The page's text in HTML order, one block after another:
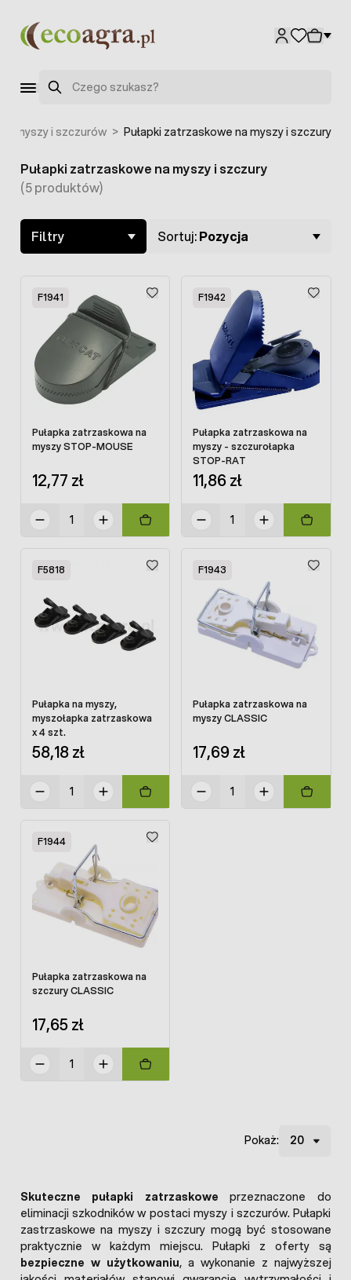
Szukaj
myszy i szczurów > Pułapki zatrzaskowe na myszy i szczury
Skip to product list
Pułapki zatrzaskowe na myszy i szczury
(5 produktów)
Filtry Sortuj:Pozycja
F1941
Pułapka zatrzaskowa na
myszy STOP-MOUSE
12,77 zł
F1942
Pułapka zatrzaskowa na
myszy - szczurołapka
STOP-RAT
11,86 zł
F5818
Pułapka na myszy,
myszołapka zatrzaskowa
x 4 szt.
58,18 zł
F1943
Pułapka zatrzaskowa na
myszy CLASSIC
17,69 zł
F1944
Pułapka zatrzaskowa na
szczury CLASSIC
17,65 zł
Pokaż:
Skuteczne pułapki zatrzaskowe przeznaczone do
eliminacji szkodników w postaci myszy i szczurów. Pułapki
zastrzaskowe na myszy i szczury mogą być stosowane
praktycznie w każdym miejscu. Pułapki z oferty są
bezpieczne w użytkowaniu, a wykonanie z najwyższej